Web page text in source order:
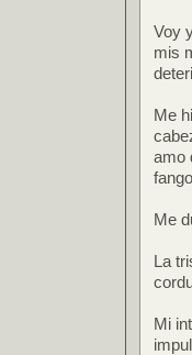
Voy
mis
Me
amo
Me
La
Mi